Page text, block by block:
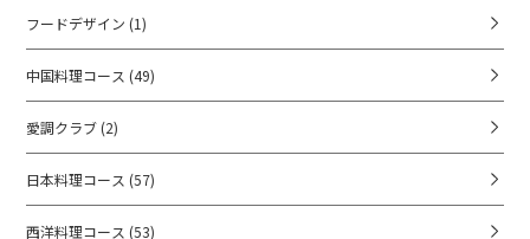
フードデザイン (1)
中国料理コース (49)
愛調クラブ (2)
日本料理コース (57)
西洋料理コース (53)